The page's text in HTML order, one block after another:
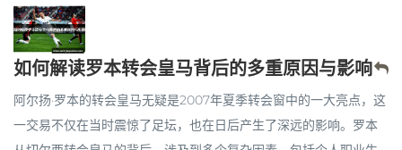
如何解读罗本转会皇马背后的多重原因与影响
阿尔扬·罗本的转会皇马无疑是2007年夏季转会窗中的一大亮点，这
一交易不仅在当时震惊了足坛，也在日后产生了深远的影响。罗本